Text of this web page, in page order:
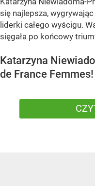
się najlepsza,
liderki całego wyścigu.
sięgała po końcowy
Katarzyna
de France